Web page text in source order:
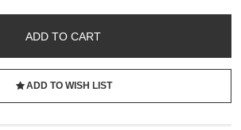
ADD TO CART
ADD TO WISH LIST